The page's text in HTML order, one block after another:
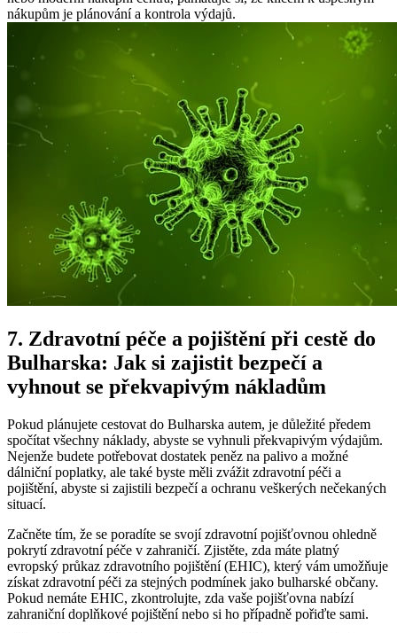
nákupům je plánování a kontrola výdajů.
7. Zdravotní péče a pojištění při cestě do
Bulharska: Jak si zajistit bezpečí a
vyhnout se překvapivým nákladům
Pokud plánujete cestovat do Bulharska autem, je důležité předem
spočítat všechny náklady, abyste se vyhnuli překvapivým výdajům.
Nejenže budete potřebovat dostatek peněz na palivo a možné
dálniční poplatky, ale také byste měli zvážit zdravotní péči a
pojištění, abyste si zajistili bezpečí a ochranu veškerých nečekaných
situací.
Začněte tím, že se poradíte se svojí zdravotní pojišťovnou ohledně
pokrytí zdravotní péče v zahraničí. Zjistěte, zda máte platný
evropský průkaz zdravotního pojištění (EHIC), který vám umožňuje
získat zdravotní péči za stejných podmínek jako bulharské občany.
Pokud nemáte EHIC, zkontrolujte, zda vaše pojišťovna nabízí
zahraniční doplňkové pojištění nebo si ho případně pořiďte sami.